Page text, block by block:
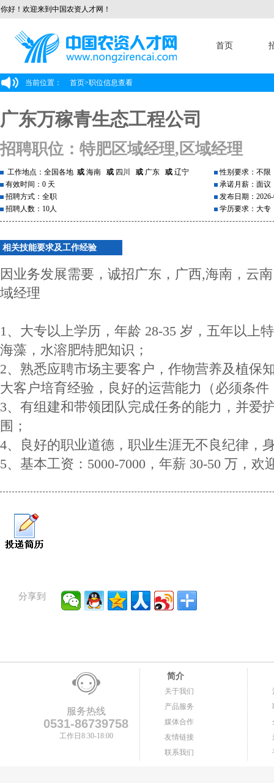
你好！欢迎来到中国农资人才网！
首页
当前位置： 首页>职位信息查看
广东万稼青生态工程公司
招聘职位：特肥区域经理,区域经理
工作地点：全国各地 或 海南 或 四川 或 广东 或 辽宁
有效时间：0 天
招聘方式：全职
招聘人数：10人
性别要求：不限
承诺月薪：面议
发布日期：
学历要求：大专
相关技能要求及工作经验
因业务发展需要，诚招广东，广西,海南，云
域经理
1、大专以上学历，年龄 28-35 岁，五年以上
海藻，水溶肥特肥知识；
2、熟悉应聘市场主要客户，作物营养及植保
大客户培育经验，良好的运营能力（必须条
3、有组建和带领团队完成任务的能力，并爱
围；
4、良好的职业道德，职业生涯无不良纪律，
5、基本工资：5000-7000，年薪 30-50 万，
分享到
服务热线
0531-86739758
工作日8:30-18:00
简介
关于我们
产品服务
媒体合作
友情链接
联系我们